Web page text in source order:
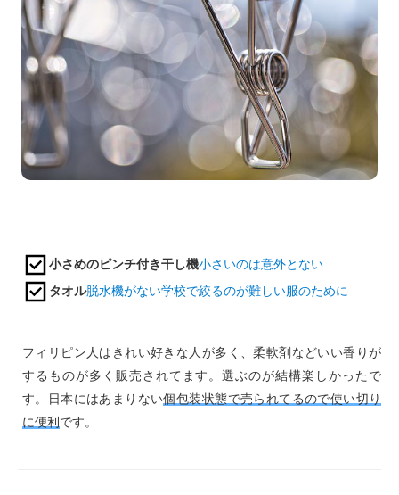
小さめのピンチ付き干し機小さいのは意外とない
タオル脱水機がない学校で絞るのが難しい服のために
フィリピン人はきれい好きな人が多く、柔軟剤などいい香りが
するものが多く販売されてます。選ぶのが結構楽しかったで
す。日本にはあまりない個包装状態で売られてるので使い切り
に便利 です。